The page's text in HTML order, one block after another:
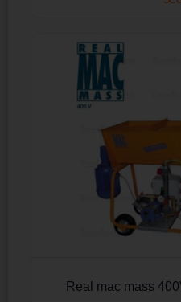
Real mac mass